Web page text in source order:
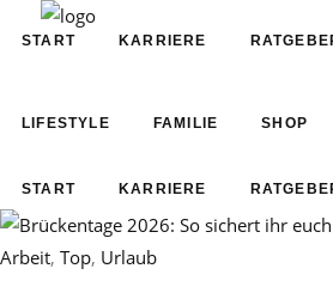
START KARRIERE
START KARRIERE
LIFESTYLE FAMILIE SHOP
Arbeit, Top, Urlaub